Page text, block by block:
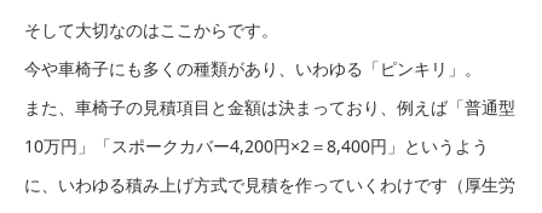
そして大切なのはここからです。
今や車椅子にも多くの種類があり、いわゆる「ピンキリ」。
また、車椅子の見積項目と金額は決まっており、例えば「普通型
10万円」「スポークカバー4,200円×2＝8,400円」というよう
に、いわゆる積み上げ方式で見積を作っていくわけです（厚生労